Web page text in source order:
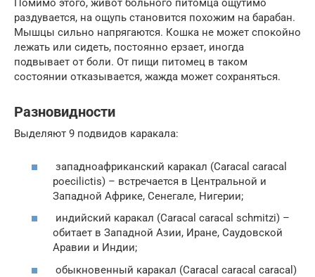
Помимо этого, живот больного питомца ощутимо
раздувается, на ощупь становится похожим на барабан.
Мышцы сильно напрягаются. Кошка не может спокойно
лежать или сидеть, постоянно ерзает, иногда
подвывает от боли. От пищи питомец в таком
состоянии отказывается, жажда может сохраняться.
Разновидности
Выделяют 9 подвидов каракала:
западноафриканский каракал (Caracal caracal
poecilictis) – встречается в Центральной и
Западной Африке, Сенегале, Нигерии;
индийский каракал (Caracal caracal schmitzi) –
обитает в Западной Азии, Иране, Саудовской
Аравии и Индии;
обыкновенный каракал (Caracal caracal caracal)